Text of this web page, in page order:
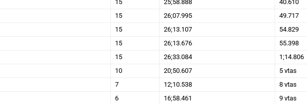
15 25;58.888
40.610
15 26;07.995
49.717
15 26;13.107
54.829
15 26;13.676
55.398
15 26;33.084
1;14.806
10 20;50.607
5 vtas
7 12;10.538
8 vtas
6 16;58.461
9 vtas